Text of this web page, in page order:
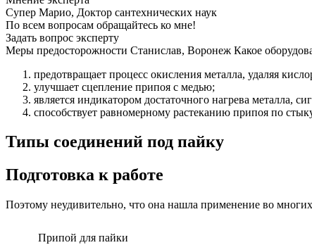
Супер Марио, Доктор сантехнических наук
По всем вопросам обращайтесь ко мне!
Задать вопрос эксперту
Меры предосторожности Станислав, Воронеж Какое
предотвращает процесс окисления металла, удаляя
улучшает сцепление припоя с медью;
является индикатором достаточного нагрева металла,
способствует равномерному растеканию припоя по
Типы соединений под пайку
Подготовка к работе
Поэтому неудивительно, что она нашла применение во
Припой для пайки